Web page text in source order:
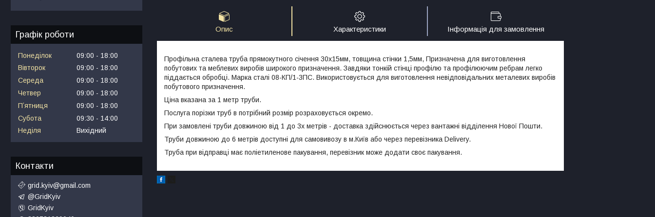
Опис Характеристики Інформація для замовлення
Профільна сталева труба прямокутного січення 30х15мм, товщина стінки 1,5мм, Призначена для виготовлення
побутових та меблевих виробів широкого призначення. Завдяки тонкій стінці профілю та профілюючим ребрам легко
піддається обробці. Марка сталі 08-КП/1-3ПС. Використовується для виготовлення невідповідальних металевих виробів
побутового призначення.
Ціна вказана за 1 метр труби.
Послуга порізки труб в потрібний розмір розраховується окремо.
При замовлені труби довжиною від 1 до 3х метрів - доставка здійснюється через вантажні відділення Нової Пошти.
Труби довжиною до 6 метрів доступні для самовивозу в м.Київ або через перевізника Delivery.
Труба при відправці має поліетиленове пакування, перевізник може додати своє пакування.
Графік роботи
Понеділок 09:00
18:00
Вівторок
09:00
18:00
Середа
09:00
18:00
Четвер
09:00
18:00
Пʼятниця
09:00
18:00
Субота
09:30
14:00
Неділя
Вихідний
Контакти
grid.kyiv@gmail.com
@GridKyiv
GridKyiv